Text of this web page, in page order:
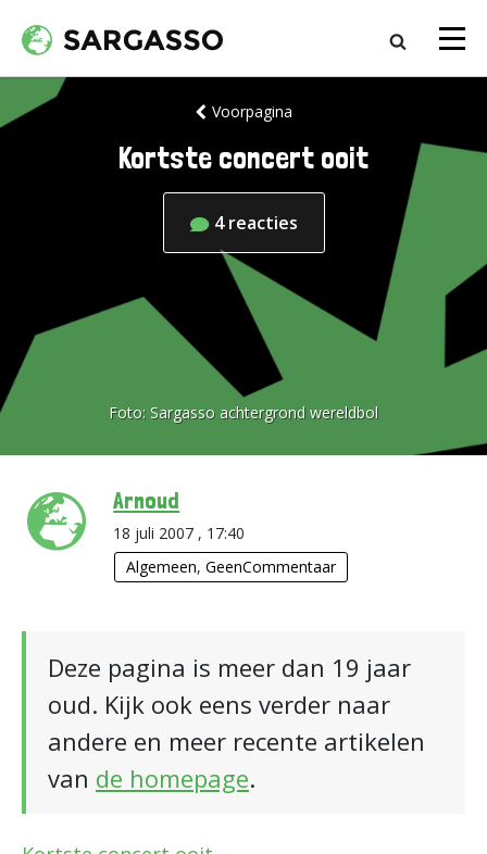
Voorpagina
Kortste concert ooit
4 reacties
Foto: Sargasso achtergrond wereldbol
Arnoud
18 juli 2007 , 17:40
Algemeen,GeenCommentaar
Deze pagina is meer dan 19 jaar
oud. Kijk ook eens verder naar
andere en meer recente artikelen
van de homepage.